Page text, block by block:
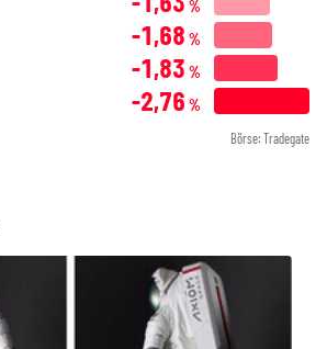
%
-1,68 %
-1,83 %
-2,76 %
Börse: Tradegate